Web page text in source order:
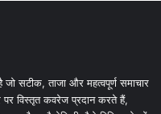
जो सटीक, ताजा और महत्वपूर्ण समाचार
पर विस्तृत कवरेज प्रदान करते हैं,